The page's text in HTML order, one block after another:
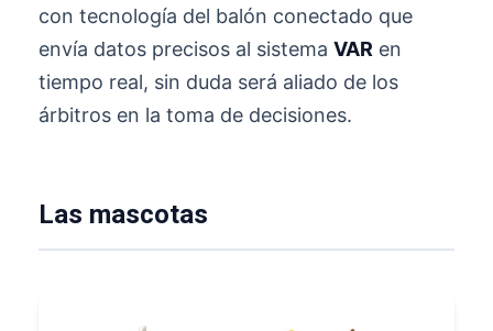
con tecnología del balón conectado que
envía datos precisos al sistema VAR en
tiempo real, sin duda será aliado de los
árbitros en la toma de decisiones.
Las mascotas